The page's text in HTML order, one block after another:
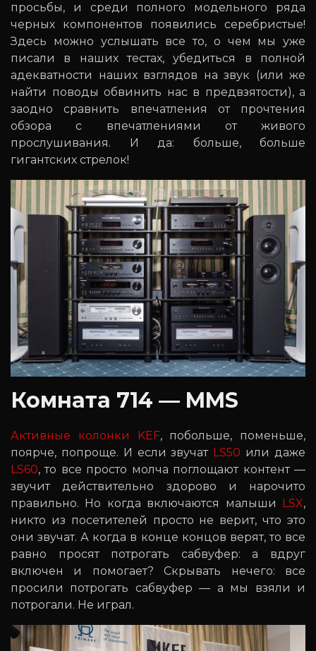
просьбы, и среди полного модельного ряда
черных компонентов появились серебристые!
Здесь можно услышать все то, о чем мы уже
писали в наших тестах, убедиться в полной
адекватности наших взглядов на звук (или же
найти поводы обвинить нас в предвзятости), а
заодно сравнить впечатления от прочтения
обзора с впечатлениями от живого
прослушивания. И да: больше, больше
гигантских стрелок!
Комната 714 — MMS
Активные колонки KEF, побольше, поменьше,
поярче, попроще. И если звучат LS50 или даже
LS60, то все просто молча поглощают контент —
звучит действительно здорово и нарочито
правильно. Но когда включаются малыши LSX,
никто из посетителей просто не верит, что это
они звучат. А когда в конце концов верят, то все
равно просят потрогать сабвуфер: а вдруг
включен и помогает? Скрывать нечего: все
просили потрогать сабвуфер — а мы взяли и
потрогали. Не играл.